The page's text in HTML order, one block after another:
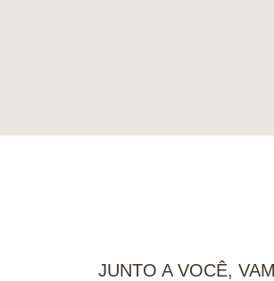
JUNTO A VOCÊ,